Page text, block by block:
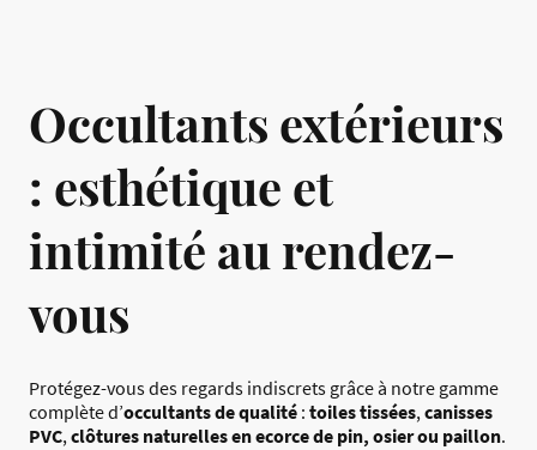
Occultants extérieurs
: esthétique et
intimité au rendez-
vous
Protégez-vous des regards indiscrets grâce à notre gamme
complète d’occultants de qualité : toiles tissées,canisses
PVC,clôtures naturelles en ecorce de pin, osier ou paillon.